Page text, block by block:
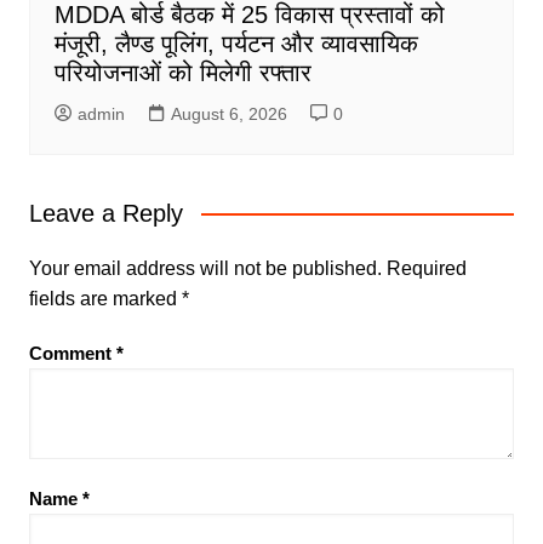
MDDA बोर्ड बैठक में 25 विकास प्रस्तावों को
मंजूरी, लैण्ड पूलिंग, पर्यटन और व्यावसायिक
परियोजनाओं को मिलेगी रफ्तार
admin August 6, 2026 0
Leave a Reply
Your email address will not be published. Required
fields are marked *
Comment *
Name *